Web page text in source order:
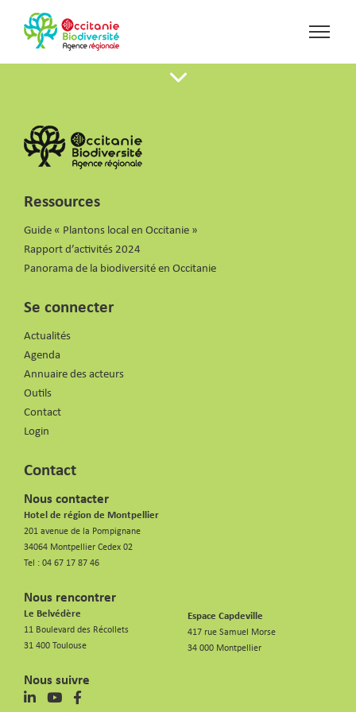
Ressources
Guide « Plantons local en Occitanie »
Rapport d’activités 2024
Panorama de la biodiversité en Occitanie
Se connecter
Actualités
Agenda
Annuaire des acteurs
Outils
Contact
Login
Contact
Nous contacter
Hotel de région de Montpellier
201 avenue de la Pompignane
34064 Montpellier Cedex 02
Tel : 04 67 17 87 46
Nous rencontrer
Le Belvédère
11 Boulevard des Récollets
31 400 Toulouse
Espace Capdeville
417 rue Samuel Morse
34 000 Montpellier
Nous suivre